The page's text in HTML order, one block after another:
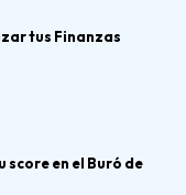
tus Finanzas
score en el Buró de